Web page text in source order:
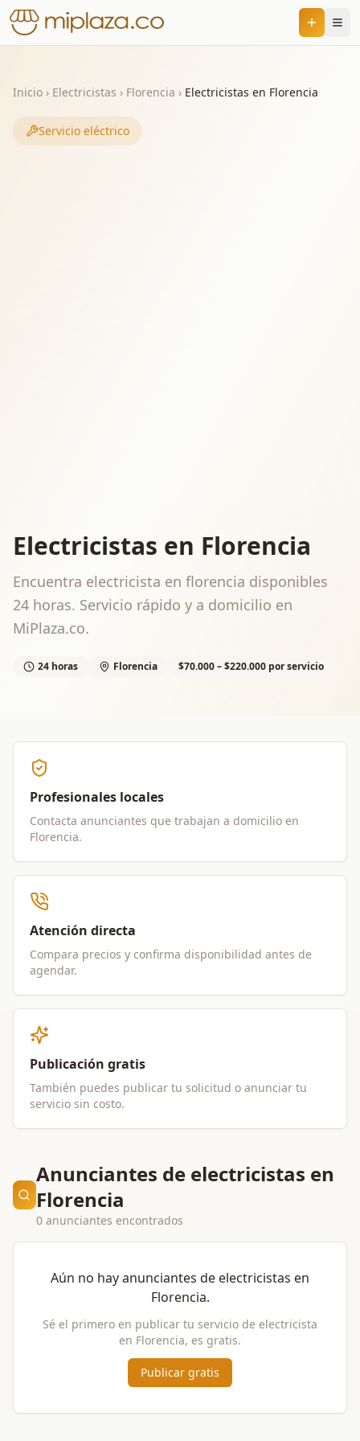
Inicio › Electricistas › Florencia › Electricistas en Florencia
Servicio eléctrico
Electricistas en Florencia
Encuentra electricista en florencia disponibles
24 horas. Servicio rápido y a domicilio en
MiPlaza.co.
24 horas Florencia $70.000 – $220.000 por servicio
Profesionales locales
Contacta anunciantes que trabajan a domicilio en
Florencia.
Atención directa
Compara precios y confirma disponibilidad antes de
agendar.
Publicación gratis
También puedes publicar tu solicitud o anunciar tu
servicio sin costo.
Anunciantes de electricistas en
Florencia
0 anunciantes encontrados
Aún no hay anunciantes de electricistas en
Florencia.
Sé el primero en publicar tu servicio de electricista
en Florencia, es gratis.
Publicar gratis